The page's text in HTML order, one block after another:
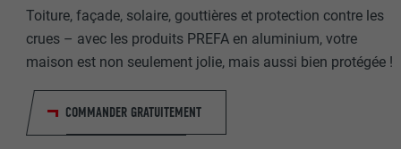
Toiture, façade, solaire, gouttières et protection contre les
crues – avec les produits PREFA en aluminium, votre
maison est non seulement jolie, mais aussi bien protégée !
COMMANDER GRATUITEMENT
UTILITÉ
UTILITÉ